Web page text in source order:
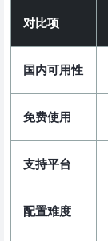
对比项
国内可用性
免费使用
支持平台
配置难度